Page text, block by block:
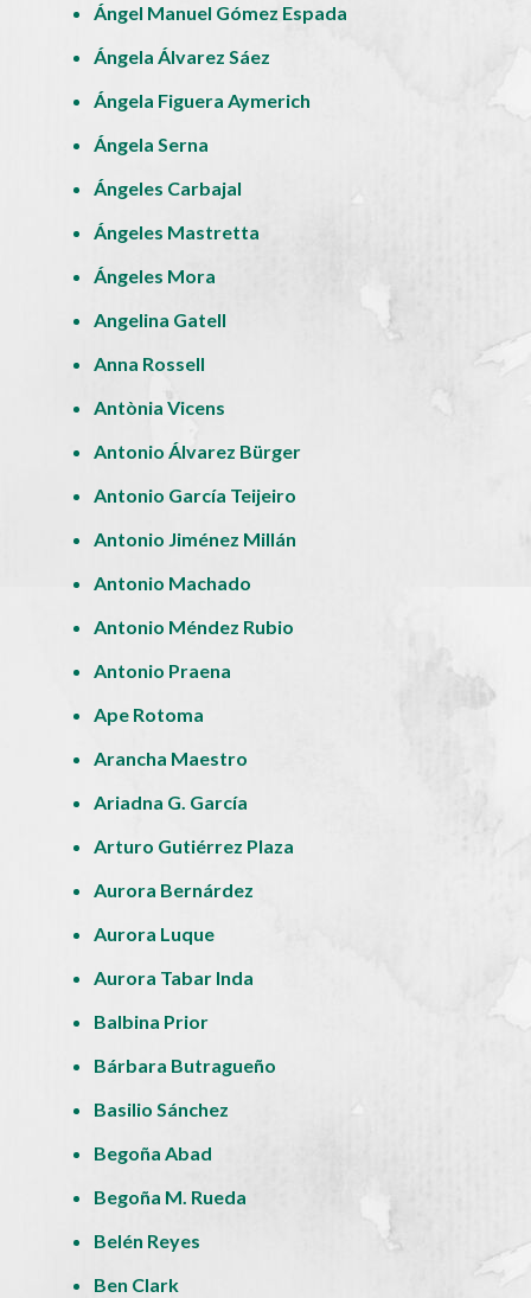
Ángel Manuel Gómez Espada
Ángela Álvarez Sáez
Ángela Figuera Aymerich
Ángela Serna
Ángeles Carbajal
Ángeles Mastretta
Ángeles Mora
Angelina Gatell
Anna Rossell
Antònia Vicens
Antonio Álvarez Bürger
Antonio García Teijeiro
Antonio Jiménez Millán
Antonio Machado
Antonio Méndez Rubio
Antonio Praena
Ape Rotoma
Arancha Maestro
Ariadna G. García
Arturo Gutiérrez Plaza
Aurora Bernárdez
Aurora Luque
Aurora Tabar Inda
Balbina Prior
Bárbara Butragueño
Basilio Sánchez
Begoña Abad
Begoña M. Rueda
Belén Reyes
Ben Clark